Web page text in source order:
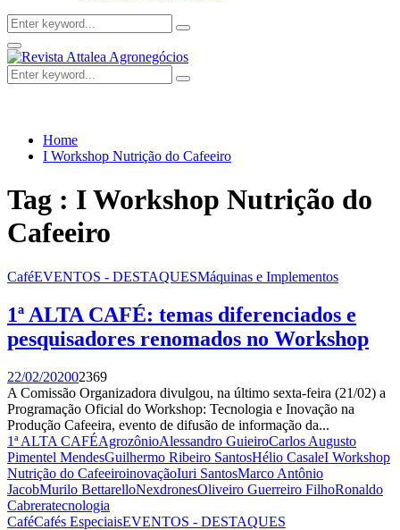
Search
for:
Search
Facebook
Twitter
Instagram
Linkedin
Youtube
Email
Primary
Menu
Search
for:
Search
Home
I Workshop Nutrição do Cafeeiro
Tag : I Workshop Nutrição do
Cafeeiro
CaféEVENTOS - DESTAQUESMáquinas e Implementos
1ª ALTA CAFÉ: temas diferenciados e
pesquisadores renomados no Workshop
22/02/202002369
A Comissão Organizadora divulgou, na último sexta-feira (21/02) a
Programação Oficial do Workshop: Tecnologia e Inovação na
Produção Cafeeira, evento de difusão de informação da...
1ª ALTA CAFÉAgrozônioAlessandro GuieiroCarlos Augusto
Pimentel MendesGuilhermo Ribeiro SantosHélio CasaleI Workshop
Nutrição do CafeeiroinovaçãoIuri SantosMarco Antônio
JacobMurilo BettarelloNexdronesOliveiro Guerreiro FilhoRonaldo
Cabreratecnologia
CaféCafés EspeciaisEVENTOS - DESTAQUES